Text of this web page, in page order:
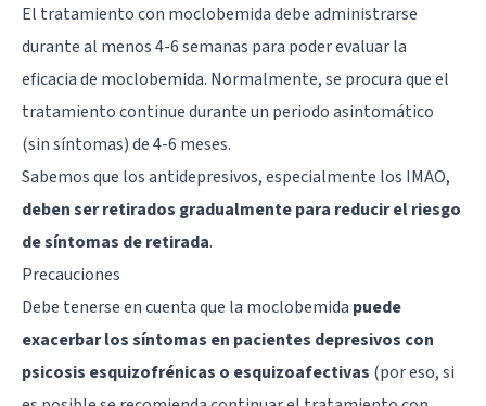
El tratamiento con moclobemida debe administrarse
durante al menos 4-6 semanas para poder evaluar la
eficacia de moclobemida. Normalmente, se procura que el
tratamiento continue durante un periodo asintomático
(sin síntomas) de 4-6 meses.
Sabemos que los antidepresivos, especialmente los IMAO,
deben ser retirados gradualmente para reducir el riesgo
de síntomas de retirada.
Precauciones
Debe tenerse en cuenta que la moclobemida puede
exacerbar los síntomas en pacientes depresivos con
psicosis esquizofrénicas o esquizoafectivas (por eso, si